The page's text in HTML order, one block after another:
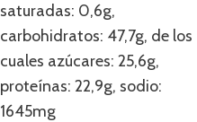
saturadas: 0,6g,
carbohidratos: 47,7g, de los
cuales azúcares: 25,6g,
proteínas: 22,9g, sodio:
1645mg